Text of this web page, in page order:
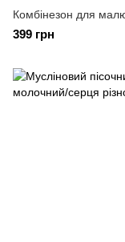
Комбінезон для
399 грн